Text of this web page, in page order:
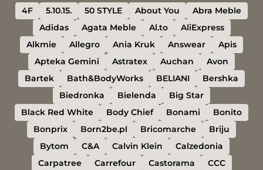
4F 5.10.15. 50 STYLE About You
Abra Meble
Adidas
Agata Meble Al.to
AliExpress
Alkmie
Allegro Ania Kruk Answear
Apis
Apteka Gemini
Astratex Auchan
Avon
Bartek
Bath&BodyWorks BELIANI
Bershka
Biedronka
Bielenda
Big Star
Black Red White
Body Chief Bonami
Bonito
Bonprix
Born2be.pl Bricomarche
Briju
Bytom
C&A Calvin Klein
Calzedonia
Carpatree
Carrefour Castorama CCC